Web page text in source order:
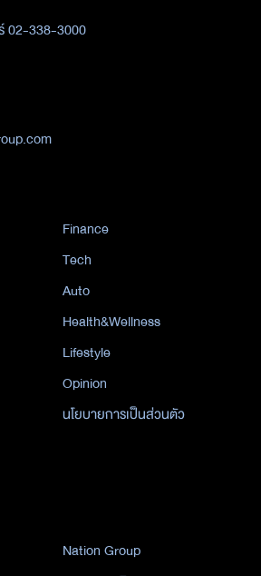
02-338-3000
Finance
Tech
Auto
Health&Wellness
Lifestyle
Opinion
นโยบายการเป็นส่วนตัว
Nation Group